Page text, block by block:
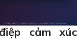
cảm xúc